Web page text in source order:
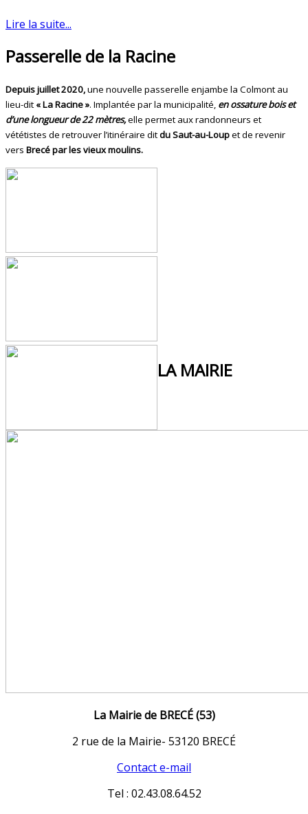
Lire la suite...
Passerelle de la Racine
Depuis juillet 2020,une nouvelle passerelle enjambe la Colmont au
lieu-dit « La Racine ». Implantée par la municipalité, en ossature bois et
d’une longueur de 22 mètres,elle permet aux randonneurs et
vététistes de retrouver l’itinéraire ditdu Saut-au-Loupet de revenir
vers Brecé par les vieux moulins.
LA MAIRIE
La Mairie de BRECÉ (53)
2 rue de la Mairie- 53120 BRECÉ
Contact e-mail
Tel : 02.43.08.64.52